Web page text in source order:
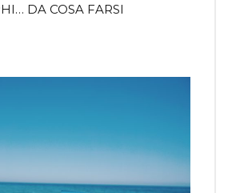
DA COSA FARSI